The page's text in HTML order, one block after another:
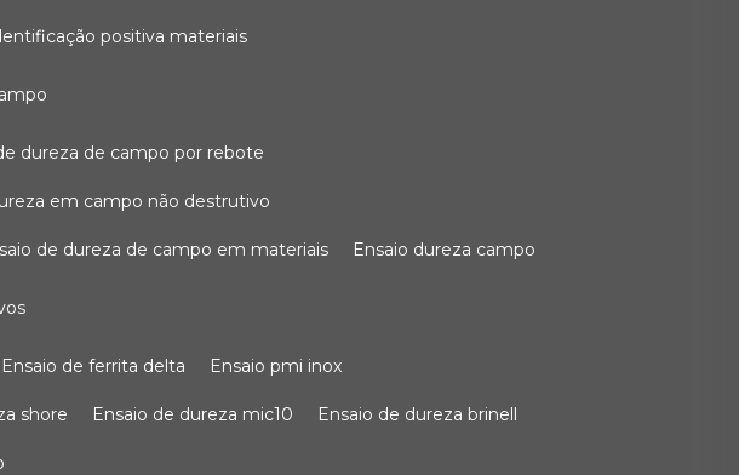
positiva materiais
de dureza de campo por rebote
em campo não destrutivo
de dureza de campo em materiais ensaio dureza campo
ensaio de ferrita delta ensaio pmi inox
shore ensaio de dureza mic10 ensaio de dureza brinell